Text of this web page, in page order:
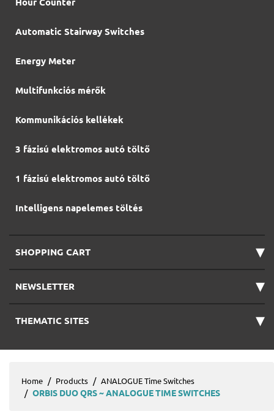
Automatic Stairway Switches
Energy Meter
Multifunkciós mérők
Kommunikációs kellékek
3 fázisú elektromos autó töltő
1 fázisú elektromos autó töltő
Intelligens napelemes töltés
SHOPPING CART ▾
NEWSLETTER ▾
THEMATIC SITES ▾
Home Products ANALOGUE Time Switches
ORBIS DUO QRS ~ ANALOGUE TIME SWITCHES